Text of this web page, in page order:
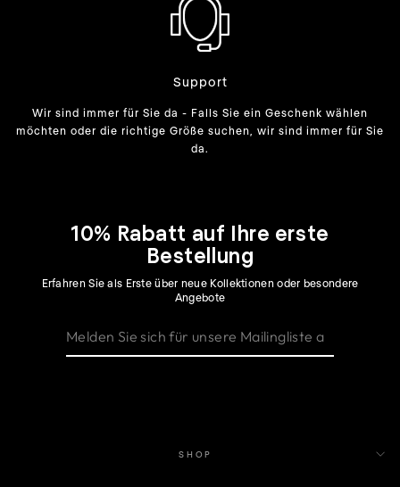
Support
Wir sind immer für Sie da - Falls Sie ein Geschenk wählen
möchten oder die richtige Größe suchen, wir sind immer für Sie
da.
10% Rabatt auf Ihre erste
Bestellung
Erfahren Sie als Erste über neue Kollektionen oder besondere
Angebote
SHOP